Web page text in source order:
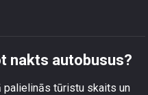
nakts autobusus?
palielinās tūristu skaits un